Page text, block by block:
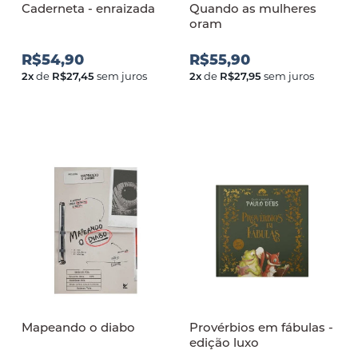
Caderneta - enraizada
R$54,90
2xde R$27,45sem juros
Quando as mulheres
oram
R$55,90
2xde R$27,95sem juros
Mapeando o diabo
Provérbios em fábulas -
edição luxo